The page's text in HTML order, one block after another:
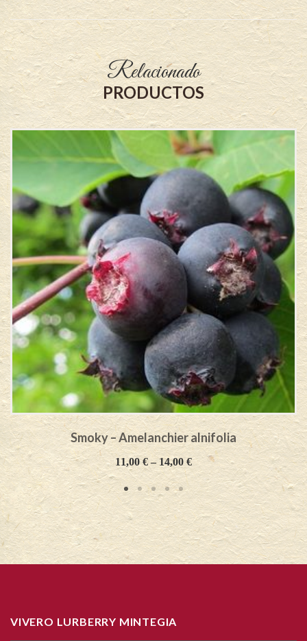
Relacionado
PRODUCTOS
Smoky – Amelanchier alnifolia
11,00€– 14,00 €
VIVERO LURBERRY MINTEGIA